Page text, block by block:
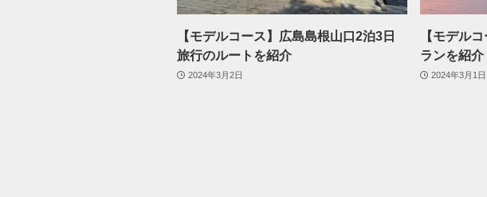
【モデルコース】広島島根山口2泊3日
旅行のルートを紹介
2024年3月2日
【モデル
ランを紹介
2024年3月1日